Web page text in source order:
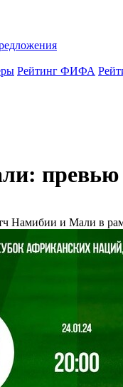
Рейтинг ФИФА
превью
Намибии и Мали в